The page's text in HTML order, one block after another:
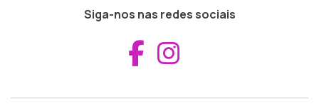
Siga-nos nas redes sociais
Aceder ao